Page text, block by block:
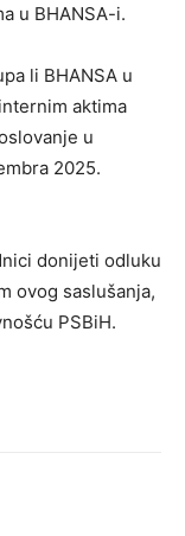
u BHANSA-i.
li BHANSA u
aktima
u
2025.
donijeti odluku
ovog saslušanja,
PSBiH.